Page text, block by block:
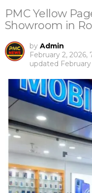
PMC Yellow
Showroom in
by Admin
February 2, 2026,
updated